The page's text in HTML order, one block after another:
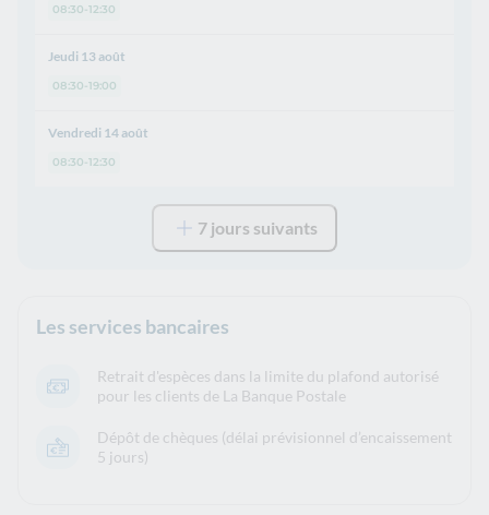
08:30-12:30
Jeudi 13 août
08:30-19:00
Vendredi 14 août
08:30-12:30
7 jours suivants
Les services bancaires
Retrait d'espèces dans la limite du plafond autorisé
pour les clients de La Banque Postale
Dépôt de chèques (délai prévisionnel d’encaissement
5 jours)